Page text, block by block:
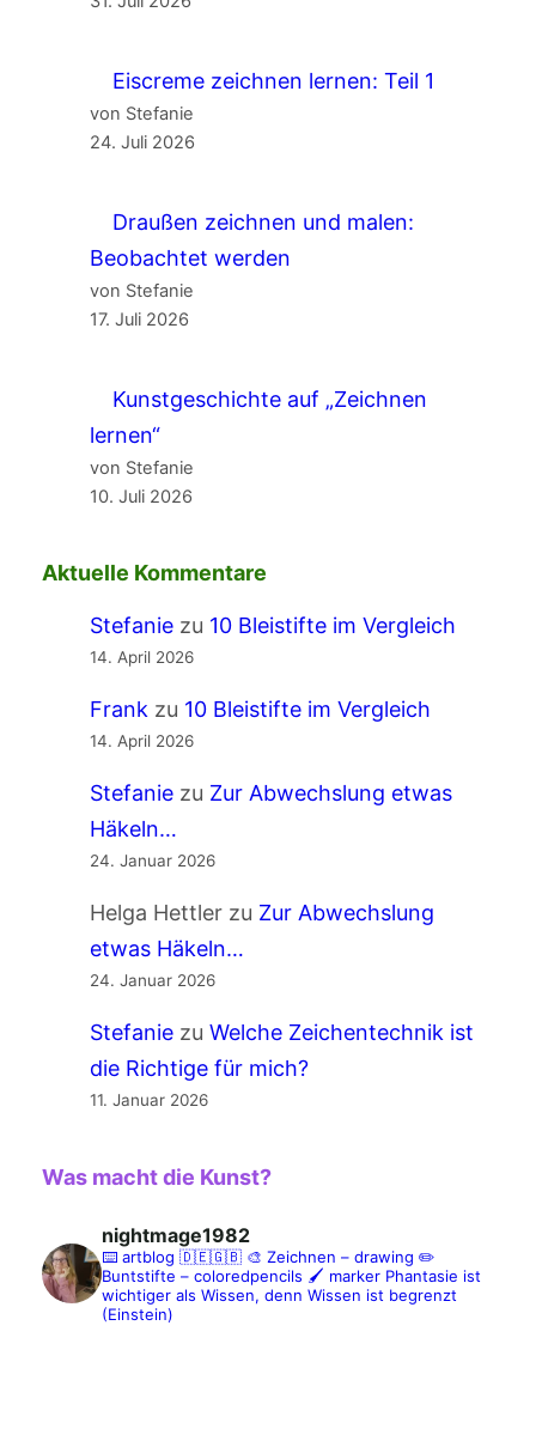
Eiscreme zeichnen lernen: Teil 1
von Stefanie
24. Juli 2026
Draußen zeichnen und malen:
Beobachtet werden
von Stefanie
17. Juli 2026
Kunstgeschichte auf „Zeichnen
lernen“
von Stefanie
10. Juli 2026
Aktuelle Kommentare
Stefaniezu 10 Bleistifte im Vergleich
14. April 2026
Frankzu 10 Bleistifte im Vergleich
14. April 2026
Stefaniezu Zur Abwechslung etwas
Häkeln…
24. Januar 2026
Helga Hettlerzu Zur Abwechslung
etwas Häkeln…
24. Januar 2026
Stefaniezu Welche Zeichentechnik ist
die Richtige für mich?
11. Januar 2026
Was macht die Kunst?
nightmage1982
⌨️ artblog 🇩🇪🇬🇧🎨 Zeichnen – drawing ✏️
Buntstifte – coloredpencils 🖌️ markerPhantasie ist
wichtiger als Wissen, denn Wissen ist begrenzt
(Einstein)